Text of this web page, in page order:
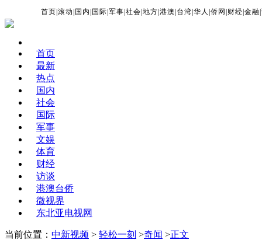
首页 |滚动 国内 国际 |军事 |社会 |地方 |港澳 台湾 |华人 |侨网 财经 |金融 |
首页
最新
热点
国内
社会
国际
军事
文娱
体育
财经
访谈
港澳台侨
微视界
东北亚电视网
当前位置： 中新视频 > 轻松一刻 >奇闻 >正文